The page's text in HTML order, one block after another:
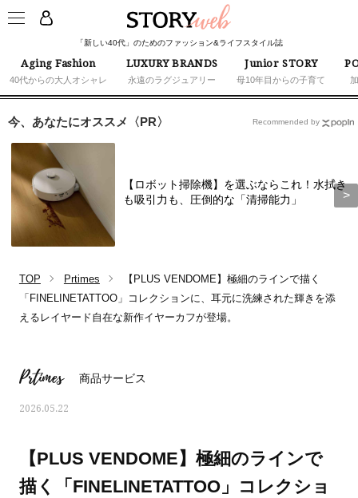
「新しい40代」のためのファッション&ライフスタイル誌
Aging Fashion
40代からの大人オシャレ
LUXURY BRANDS
永遠のラグジュアリー
Junior STORY
母10年目からの子育て
今、あなたにオススメ〈PR〉
【ロボット掃除機】を選ぶならこれ！水拭き
も吸引力も、圧倒的な「清掃能力」
Recommended by
TOP Prtimes
【PLUS VENDOME】極細のラインで描く
「FINELINETATTOO」コレクションに、耳元に洗練された輝きを添
えるレイヤード自在な新作イヤーカフが登場。
Prtimes 商品サービス
2026.05.22
【PLUS VENDOME】極細のラインで
描く「FINELINETATTOO」コレクショ